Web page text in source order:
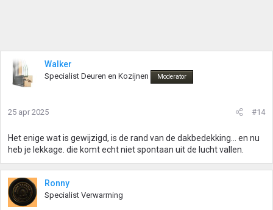
Walker
Specialist Deuren en Kozijnen Moderator
25 apr 2025 #14
Het enige wat is gewijzigd, is de rand van de dakbedekking... en nu
heb je lekkage. die komt echt niet spontaan uit de lucht vallen.
Ronny
Specialist Verwarming